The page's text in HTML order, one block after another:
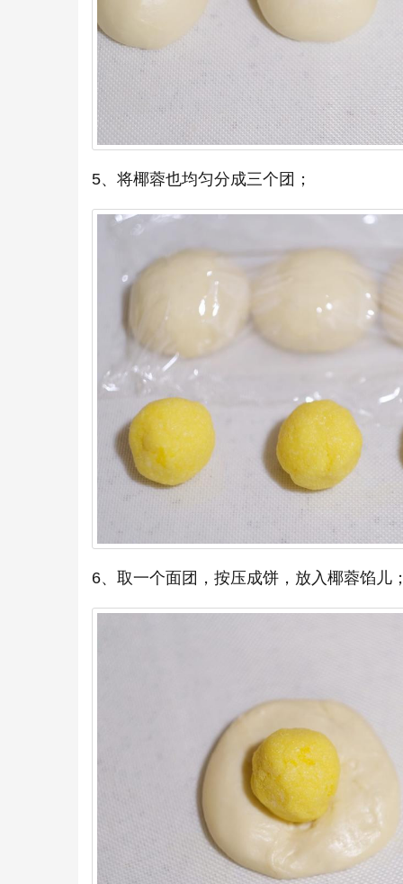
5、将椰蓉也均匀分成三个团；
6、取一个面团，按压成饼，放入椰蓉馅儿